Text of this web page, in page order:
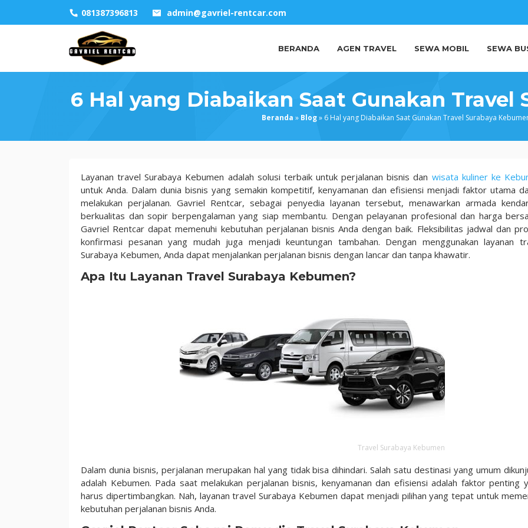
081387396813 admin@gavriel-rentcar.com
BERANDA AGEN TRAVEL SEWA MOBIL SEWA
6 Hal yang Diabaikan Saat Gunakan Travel
Beranda » Blog» 6 Hal yang Diabaikan Saat Gunakan Travel Surabaya
6
Hal
yang
Diabaikan
Saat
Gunakan
Travel
Kebumen
Layanan travel Surabaya Kebumen adalah solusi terbaik untuk perjalanan bisnis dan wisata kuliner ke
untuk Anda. Dalam dunia bisnis yang semakin kompetitif, kenyamanan dan efisiensi menjadi faktor utama
melakukan perjalanan. Gavriel Rentcar, sebagai penyedia layanan tersebut, menawarkan armada
berkualitas dan sopir berpengalaman yang siap membantu. Dengan pelayanan profesional dan harga
Gavriel Rentcar dapat memenuhi kebutuhan perjalanan bisnis Anda dengan baik. Fleksibilitas jadwal dan
konfirmasi pesanan yang mudah juga menjadi keuntungan tambahan. Dengan menggunakan layanan
Surabaya Kebumen, Anda dapat menjalankan perjalanan bisnis dengan lancar dan tanpa khawatir.
Apa Itu Layanan Travel Surabaya Kebumen?
Travel Surabaya Kebumen
Dalam dunia bisnis, perjalanan merupakan hal yang tidak bisa dihindari. Salah satu destinasi yang umum
adalah Kebumen. Pada saat melakukan perjalanan bisnis, kenyamanan dan efisiensi adalah faktor penting
harus dipertimbangkan. Nah, layanan travel Surabaya Kebumen dapat menjadi pilihan yang tepat untuk
kebutuhan perjalanan bisnis Anda.